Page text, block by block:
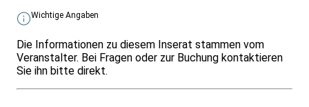
Wichtige Angaben
Die Informationen zu diesem Inserat stammen vom
Veranstalter. Bei Fragen oder zur Buchung kontaktieren
Sie ihn bitte direkt.